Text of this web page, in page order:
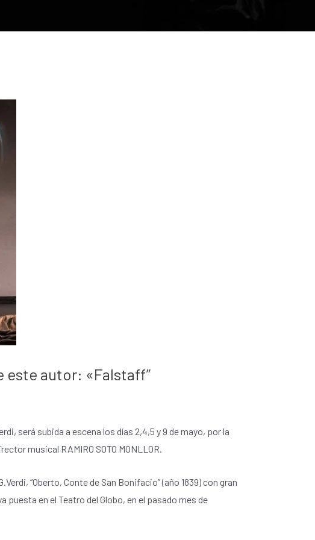
este autor: «Falstaff”
será subida a escena los días 2,4,5 y 9 de mayo, por la
musical RAMIRO SOTO MONLLOR.
“Oberto, Conte de San Bonifacio” (año 1839) con gran
en el Teatro del Globo, en el pasado mes de